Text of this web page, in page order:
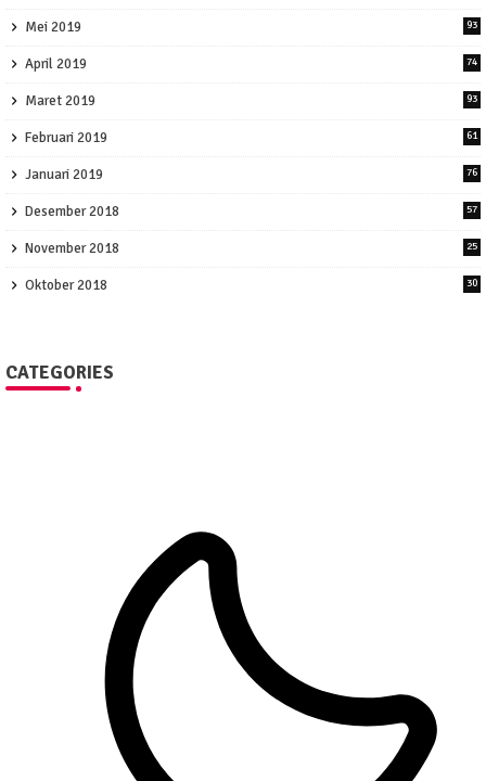
Mei 2019 93
April 2019 74
Maret 2019 93
Februari 2019 61
Januari 2019 76
Desember 2018 57
November 2018 25
Oktober 2018 30
CATEGORIES